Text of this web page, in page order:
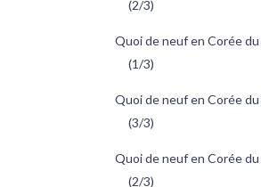
(2/3)
Quoi de neuf en Corée du
(1/3)
Quoi de neuf en Corée du
(3/3)
Quoi de neuf en Corée du
(2/3)